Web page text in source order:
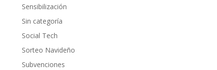
Sensibilización
Sin categoría
Social Tech
Sorteo Navideño
Subvenciones